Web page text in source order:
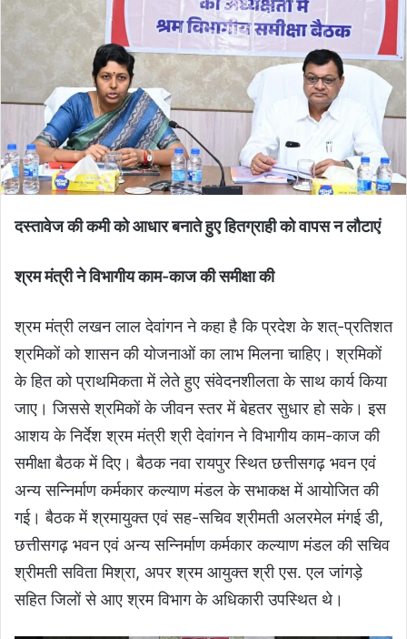
दस्तावेज की कमी को आधार बनाते हुए हितग्राही को वापस न लौटाएं
श्रम मंत्री ने विभागीय काम-काज की समीक्षा की
श्रम मंत्री लखन लाल देवांगन ने कहा है कि प्रदेश के शत्-प्रतिशत
श्रमिकों को शासन की योजनाओं का लाभ मिलना चाहिए। श्रमिकों
के हित को प्राथमिकता में लेते हुए संवेदनशीलता के साथ कार्य किया
जाए। जिससे श्रमिकों के जीवन स्तर में बेहतर सुधार हो सके। इस
आशय के निर्देश श्रम मंत्री श्री देवांगन ने विभागीय काम-काज की
समीक्षा बैठक में दिए। बैठक नवा रायपुर स्थित छत्तीसगढ़ भवन एवं
अन्य सन्निर्माण कर्मकार कल्याण मंडल के सभाकक्ष में आयोजित की
गई। बैठक में श्रमायुक्त एवं सह-सचिव श्रीमती अलरमेल मंगई डी,
छत्तीसगढ़ भवन एवं अन्य सन्निर्माण कर्मकार कल्याण मंडल की सचिव
श्रीमती सविता मिश्रा, अपर श्रम आयुक्त श्री एस. एल जांगड़े
सहित जिलों से आए श्रम विभाग के अधिकारी उपस्थित थे।